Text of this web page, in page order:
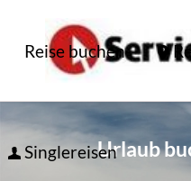
Reise buchen
SinglereisenUrlaub